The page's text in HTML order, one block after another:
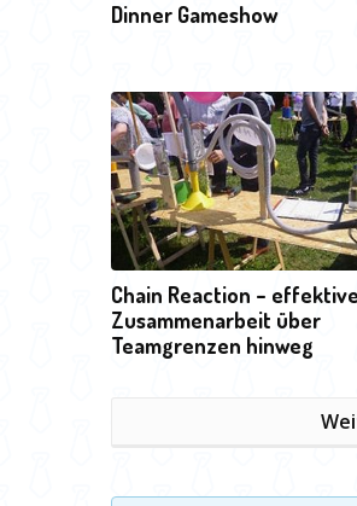
Dinner Gameshow
Chain Reaction – effektive
Zusammenarbeit über
Teamgrenzen hinweg